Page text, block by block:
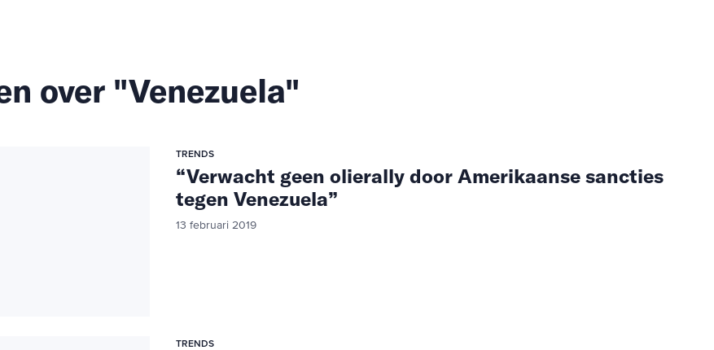
over "Venezuela"
TRENDS
“Verwacht geen olierally door Amerikaanse sancties
tegen Venezuela”
13 februari 2019
TRENDS